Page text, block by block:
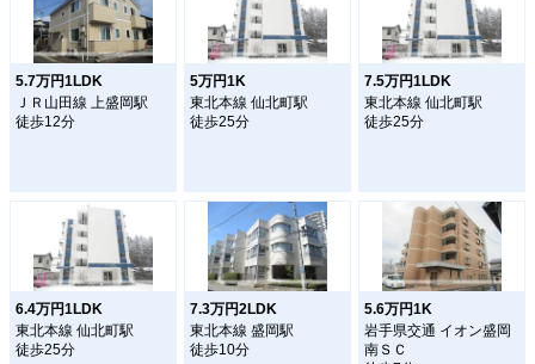
5.7万円1LDK
ＪＲ山田線 上盛岡駅
徒歩12分
5万円1K
東北本線 仙北町駅
徒歩25分
7.5万円1LDK
東北本線 仙北町駅
徒歩25分
6.4万円1LDK
東北本線 仙北町駅
徒歩25分
7.3万円2LDK
東北本線 盛岡駅
徒歩10分
5.6万円1K
岩手県交通 イオン盛岡
南ＳＣ